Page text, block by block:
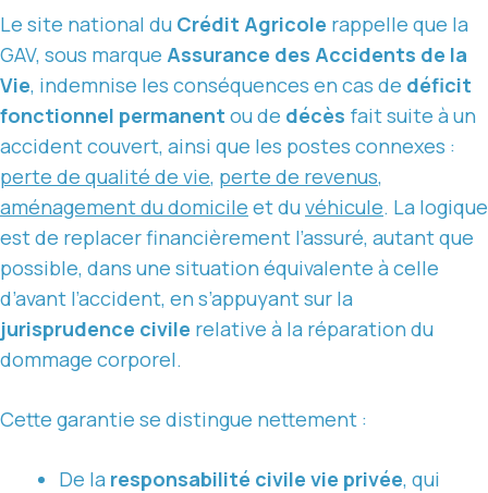
Le site national du Crédit Agricole rappelle que la
GAV, sous marque Assurance des Accidents de la
Vie, indemnise les conséquences en cas de déficit
fonctionnel permanent ou de décès fait suite à un
accident couvert, ainsi que les postes connexes :
perte de qualité de vie, perte de revenus,
aménagement du domicile et du véhicule. La logique
est de replacer financièrement l’assuré, autant que
possible, dans une situation équivalente à celle
d’avant l’accident, en s’appuyant sur la
jurisprudence civile relative à la réparation du
dommage corporel.
Cette garantie se distingue nettement :
De la responsabilité civile vie privée, qui